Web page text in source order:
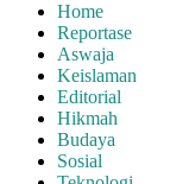
Home
Reportase
Aswaja
Keislaman
Editorial
Hikmah
Budaya
Sosial